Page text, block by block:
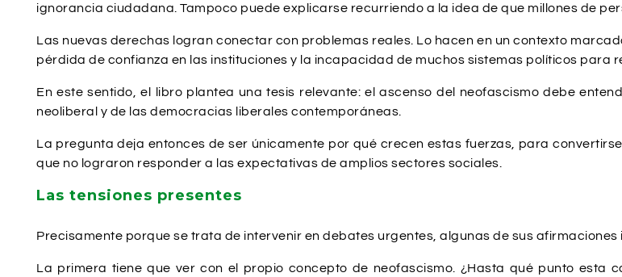
ignorancia ciudadana. Tampoco puede explicarse recurriendo a la idea de que millones de
Las nuevas derechas logran conectar con problemas reales. Lo hacen en un contexto
pérdida de confianza en las instituciones y la incapacidad de muchos sistemas políticos para
En este sentido, el libro plantea una tesis relevante: el ascenso del neofascismo debe
neoliberal y de las democracias liberales contemporáneas.
La pregunta deja entonces de ser únicamente por qué crecen estas fuerzas, para
que no lograron responder a las expectativas de amplios sectores sociales.
Las tensiones presentes
Precisamente porque se trata de intervenir en debates urgentes, algunas de sus afirmaciones
La primera tiene que ver con el propio concepto de neofascismo. ¿Hasta qué punto esta